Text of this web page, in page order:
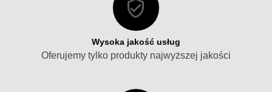
Wysoka jakość usług
Oferujemy tylko produkty najwyższej jakości